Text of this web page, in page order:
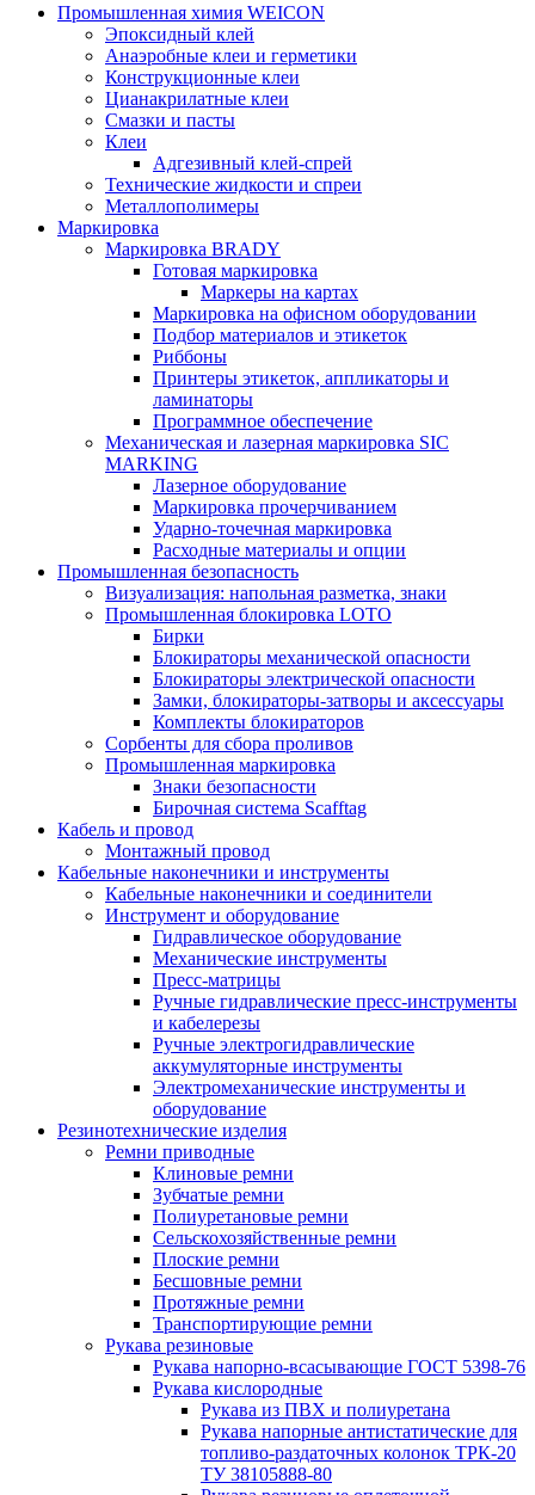
Промышленная химия WEICON
Эпоксидный клей
Анаэробные клеи и герметики
Конструкционные клеи
Цианакрилатные клеи
Смазки и пасты
Клеи
Адгезивный клей-спрей
Технические жидкости и спреи
Металлополимеры
Маркировка
Маркировка BRADY
Готовая маркировка
Маркеры на картах
Маркировка на офисном оборудовании
Подбор материалов и этикеток
Риббоны
Принтеры этикеток, аппликаторы и
ламинаторы
Программное обеспечение
Механическая и лазерная маркировка SIC
MARKING
Лазерное оборудование
Маркировка прочерчиванием
Ударно-точечная маркировка
Расходные материалы и опции
Промышленная безопасность
Визуализация: напольная разметка, знаки
Промышленная блокировка LOTO
Бирки
Блокираторы механической опасности
Блокираторы электрической опасности
Замки, блокираторы-затворы и аксессуары
Комплекты блокираторов
Сорбенты для сбора проливов
Промышленная маркировка
Знаки безопасности
Бирочная система Scafftag
Кабель и провод
Монтажный провод
Кабельные наконечники и инструменты
Кабельные наконечники и соединители
Инструмент и оборудование
Гидравлическое оборудование
Механические инструменты
Пресс-матрицы
Ручные гидравлические пресс-инструменты
и кабелерезы
Ручные электрогидравлические
аккумуляторные инструменты
Электромеханические инструменты и
оборудование
Резинотехнические изделия
Ремни приводные
Клиновые ремни
Зубчатые ремни
Полиуретановые ремни
Сельскохозяйственные ремни
Плоские ремни
Бесшовные ремни
Протяжные ремни
Транспортирующие ремни
Рукава резиновые
Рукава напорно-всасывающие ГОСТ 5398-76
Рукава кислородные
Рукава из ПВХ и полиуретана
Рукава напорные антистатические для
топливо-раздаточных колонок ТРК-20
ТУ 38105888-80